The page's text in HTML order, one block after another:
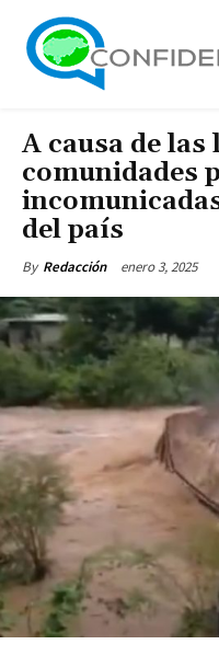
A causa de
comunidades
del país
By Redacción enero 3, 2025